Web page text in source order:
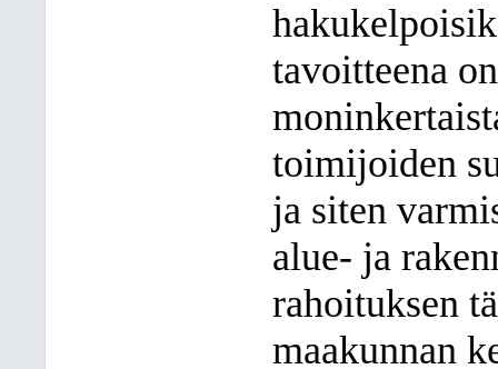
tavoitteena
toimijoiden
ja siten
alue- ja
rahoituksen
maakunnan